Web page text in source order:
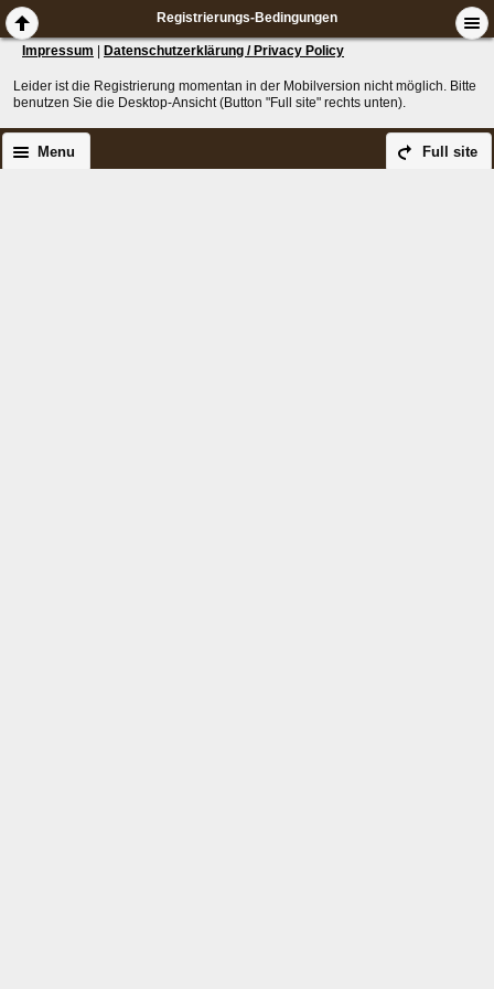
Registrierungs-Bedingungen
Impressum Datenschutzerklärung / Privacy Policy
Leider ist die Registrierung momentan in der Mobilversion nicht möglich. Bitte
benutzen Sie die Desktop-Ansicht (Button "Full site" rechts unten).
Full site
Menu